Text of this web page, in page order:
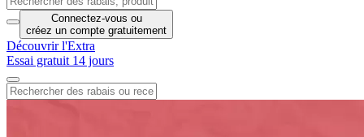
Connectez-vous ou
créez un compte gratuitement
Découvrir l'Extra
Essai gratuit 14 jours